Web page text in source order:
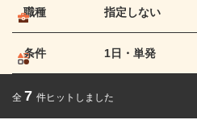
職種 指定しない
条件 1日・単発
全 7 件ヒットしました